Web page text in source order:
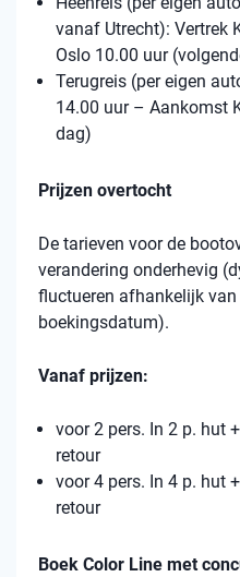
vanaf Utrecht): Vertrek
Oslo 10.00 uur
Terugreis (per eigen
14.00 uur – Aankomst
dag)
Prijzen overtocht
De tarieven voor de
verandering onderhevig
fluctueren afhankelijk van
boekingsdatum).
Vanaf prijzen:
voor 2 pers. In 2 p. hut
retour
voor 4 pers. In 4 p. hut
retour
Boek Color Line met